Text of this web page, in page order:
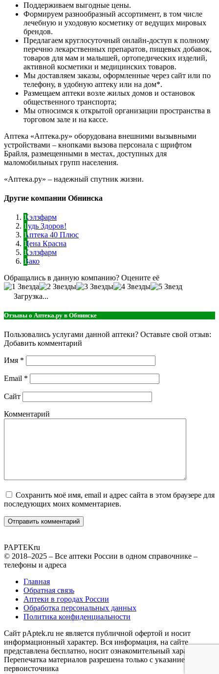
Поддерживаем выгодные цены.
Формируем разнообразный ассортимент, в том числе
лечебную и уходовую косметику от ведущих мировых
брендов.
Предлагаем круглосуточный онлайн-доступ к полному
перечню лекарственных препаратов, пищевых добавок,
товаров для мам и малышей, ортопедических изделий,
активной косметики и медицинских товаров.
Мы доставляем заказы, оформленные через сайт или по
телефону, в удобную аптеку или на дом*.
Размещаем аптеки возле жилых домов и остановок
общественного транспорта;
Мы относимся к открытой организации пространства в
торговом зале и на кассе.
Аптека «Аптека.ру» оборудована внешними вызывными
устройствами – кнопками вызова персонала с шрифтом
Брайля, размещенными в местах, доступных для
маломобильных групп населения.
«Аптека.ру» – надежный спутник жизни.
Другие компании Обнинска
Хэлзфарм
Будь Здоров!
Аптека 40 Плюс
Цена Красна
Хэлзфарм
Вако
Обращались в данную компанию? Оцените её
Загрузка...
Отзывы о Аптека.ру в Обнинске
Пользовались услугами данной аптеки? Оставьте свой отзыв:
Добавить комментарий
Имя *
Email *
Сайт
Комментарий
Сохранить моё имя, email и адрес сайта в этом браузере для
последующих моих комментариев.
PAPTEKru
© 2018–2025 – Все аптеки России в одном справочнике –
телефоны и адреса
Главная
Обратная связь
Аптеки в городах России
Обработка персональных данных
Политика конфиденциальности
Сайт pAptek.ru не является публичной офертой и носит
информационный характер. Вся информация, на сайте
представлена бесплатно, носит ознакомительный характер.
Перепечатка материалов разрешена только с указанием
первоисточника